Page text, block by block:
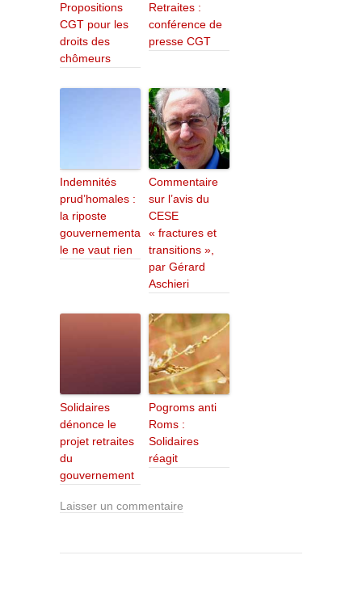
Propositions
CGT pour les
droits des
chômeurs
Retraites :
conférence de
presse CGT
Indemnités
prud’homales :
la riposte
gouvernementa
le ne vaut rien
Commentaire
sur l’avis du
CESE
« fractures et
transitions »,
par Gérard
Aschieri
Solidaires
dénonce le
projet retraites
du
gouvernement
Pogroms anti
Roms :
Solidaires
réagit
Laisser un commentaire